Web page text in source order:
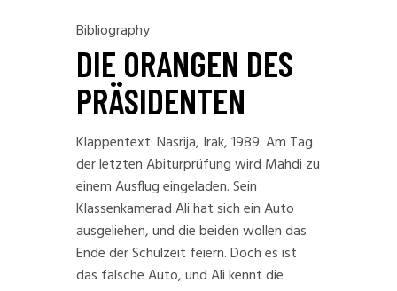
Bibliography
DIE ORANGEN DES
PRÄSIDENTEN
Klappentext: Nasrija, Irak, 1989: Am Tag
der letzten Abiturprüfung wird Mahdi zu
einem Ausflug eingeladen. Sein
Klassenkamerad Ali hat sich ein Auto
ausgeliehen, und die beiden wollen das
Ende der Schulzeit feiern. Doch es ist
das falsche Auto, und Ali kennt die